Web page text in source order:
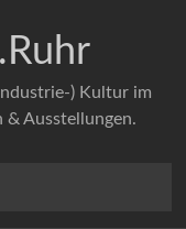
) Kultur im
& Ausstellungen.